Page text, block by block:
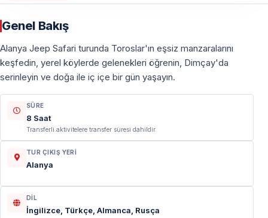
Genel Bakış
Alanya Jeep Safari turunda Toroslar'ın eşsiz manzaralarını
keşfedin, yerel köylerde gelenekleri öğrenin, Dimçay'da
serinleyin ve doğa ile iç içe bir gün yaşayın.
SÜRE
8 Saat
Transferli aktivitelere transfer süresi dahildir.
TUR ÇIKIŞ YERI
Alanya
DIL
İngilizce, Türkçe, Almanca, Rusça